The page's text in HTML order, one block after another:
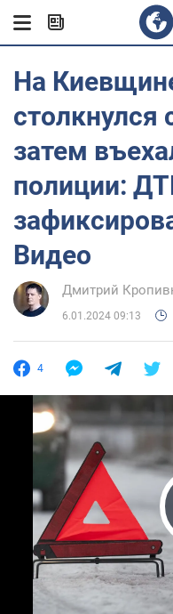
На
столкнулся
затем
полиции:
Видео
Дмитрий
6.01.2024 09:13
4